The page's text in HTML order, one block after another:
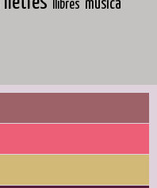
llibres música